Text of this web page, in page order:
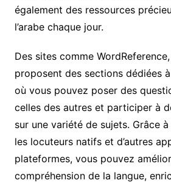
également des ressources
l’arabe chaque jour.
Des sites comme
proposent des sections dédiées
où vous pouvez poser des
celles des autres et participer à
sur une variété de sujets. Grâce
les locuteurs natifs et d’autres
plateformes, vous pouvez
compréhension de la langue,